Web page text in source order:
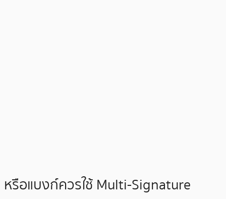
หรือแบงก์ควรใช้ Multi-Signature